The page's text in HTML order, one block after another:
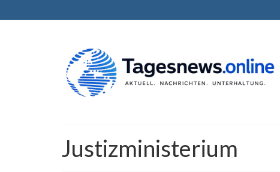
Justizministerium